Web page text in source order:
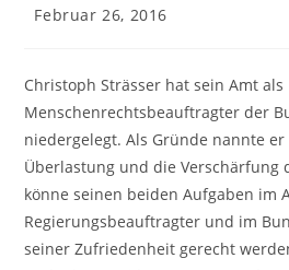
Februar 26, 2016
Christoph Strässer hat sein Amt als
Menschenrechtsbeauftragter der
niedergelegt. Als Gründe nannte
Überlastung und die Verschärfung
könne seinen beiden Aufgaben im
Regierungsbeauftragter und im
seiner Zufriedenheit gerecht